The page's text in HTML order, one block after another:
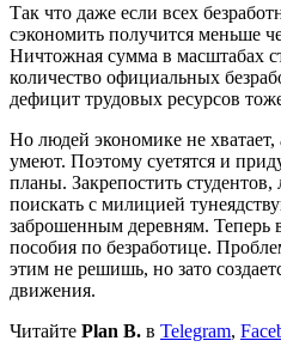
Так что даже если всех
сэкономить получится меньше
Ничтожная сумма в масштабах
количество официальных
дефицит трудовых ресурсов
Но людей экономике не хватает,
умеют. Поэтому суетятся и
планы. Закрепостить
поискать с милицией
заброшенным деревням. Теперь
пособия по безработице.
этим не решишь, но зато
движения.
Читайте Plan B. в Telegram,